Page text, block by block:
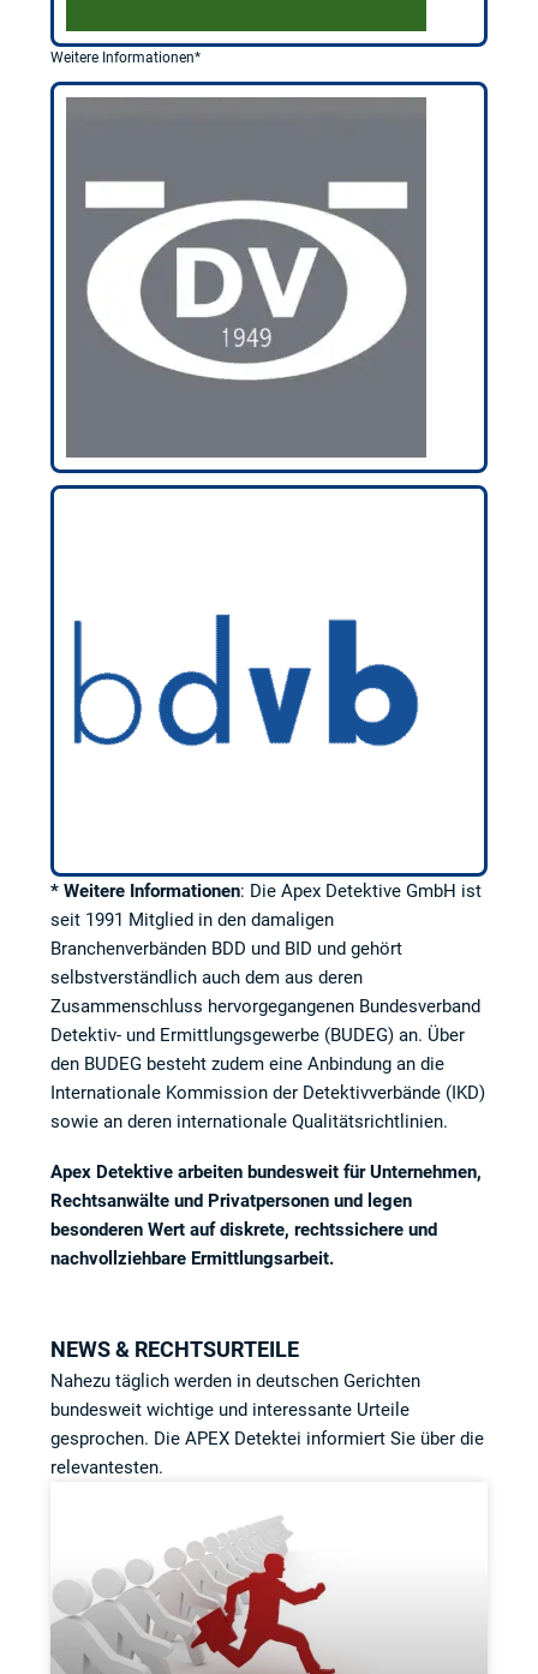
Weitere Informationen*
* Weitere Informationen: Die Apex Detektive GmbH ist
seit 1991 Mitglied in den damaligen
Branchenverbänden BDD und BID und gehört
selbstverständlich auch dem aus deren
Zusammenschluss hervorgegangenen Bundesverband
Detektiv- und Ermittlungsgewerbe (BUDEG) an. Über
den BUDEG besteht zudem eine Anbindung an die
Internationale Kommission der Detektivverbände (IKD)
sowie an deren internationale Qualitätsrichtlinien.
Apex Detektive arbeiten bundesweit für Unternehmen,
Rechtsanwälte und Privatpersonen und legen
besonderen Wert auf diskrete, rechtssichere und
nachvollziehbare Ermittlungsarbeit.
NEWS & RECHTSURTEILE
Nahezu täglich werden in deutschen Gerichten
bundesweit wichtige und interessante Urteile
gesprochen. Die APEX Detektei informiert Sie über die
relevantesten.